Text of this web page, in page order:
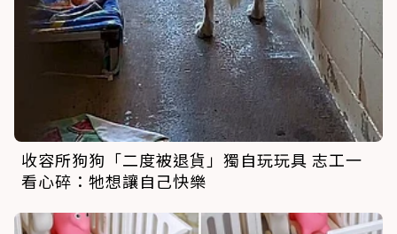
收容所狗狗「二度被退貨」獨自玩玩具 志工一
看心碎：牠想讓自己快樂